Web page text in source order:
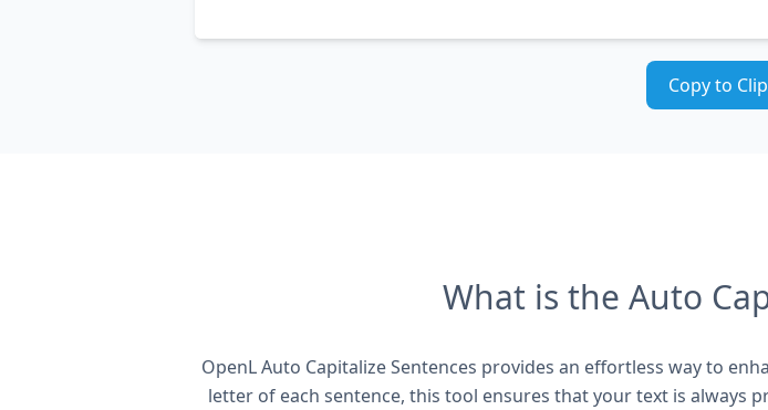
Copy to
What is the Auto
OpenL Auto Capitalize Sentences provides an effortless way to
letter of each sentence, this tool ensures that your text is always